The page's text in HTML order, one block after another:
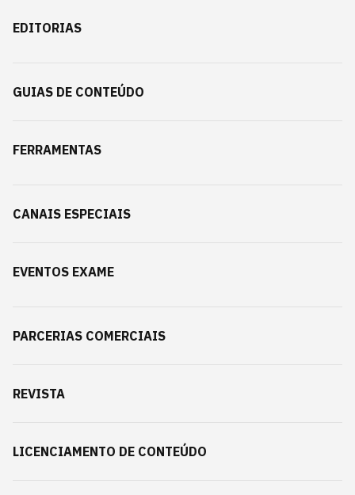
EDITORIAS
GUIAS DE CONTEÚDO
FERRAMENTAS
CANAIS ESPECIAIS
EVENTOS EXAME
PARCERIAS COMERCIAIS
REVISTA
LICENCIAMENTO DE CONTEÚDO